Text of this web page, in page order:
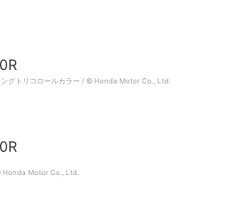
グトリコロールカラー / © Honda Motor Co., Ltd.
Honda Motor Co., Ltd.